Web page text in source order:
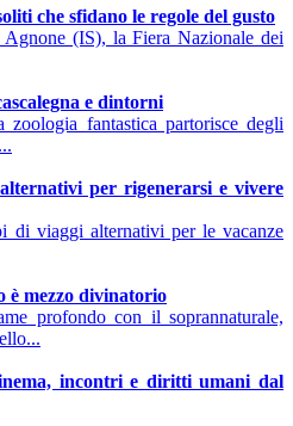
che sfidano le regole del gusto
(IS), la Fiera Nazionale dei
e dintorni
fantastica partorisce degli
per rigenerarsi e vivere
di viaggi alternativi per le vacanze
è mezzo divinatorio
profondo con il soprannaturale,
incontri e diritti umani dal